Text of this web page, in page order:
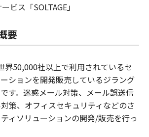
ビス「SOLTAGE」
要
50,000社以上で利用されているセ
ションを開発販売しているジラング
す。迷惑メール対策、メール誤送信
策、オフィスセキュリティなどのさ
ィソリューションの開発/販売を行っ